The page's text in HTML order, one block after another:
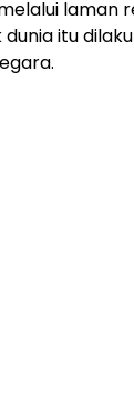
laman
itu